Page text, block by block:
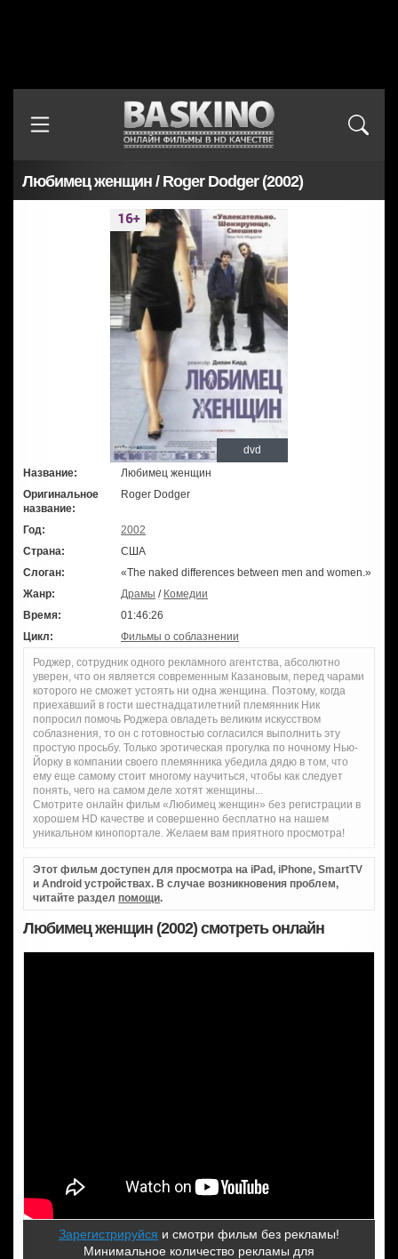
Любимец женщин / Roger Dodger (2002)
dvd
Название:
Любимец женщин
Оригинальное
название:
Roger Dodger
Год:
2002
Страна:
США
Слоган:
«The naked differences between men and women.»
Жанр:
Драмы / Комедии
Время:
01:46:26
Цикл:
Фильмы о соблазнении
Роджер, сотрудник одного рекламного агентства, абсолютно
уверен, что он является современным Казановым, перед чарами
которого не сможет устоять ни одна женщина. Поэтому, когда
приехавший в гости шестнадцатилетний племянник Ник
попросил помочь Роджера овладеть великим искусством
соблазнения, то он с готовностью согласился выполнить эту
простую просьбу. Только эротическая прогулка по ночному Нью-
Йорку в компании своего племянника убедила дядю в том, что
ему еще самому стоит многому научиться, чтобы как следует
понять, чего на самом деле хотят женщины...
Смотрите онлайн фильм «Любимец женщин» без регистрации в
хорошем HD качестве и совершенно бесплатно на нашем
уникальном кинопортале. Желаем вам приятного просмотра!
Этот фильм доступен для просмотра на iPad, iPhone, SmartTV
и Android устройствах. В случае возникновения проблем,
читайте раздел помощи.
Любимец женщин (2002) смотреть онлайн
Зарегистрируйся и смотри фильм без рекламы!
Минимальное количество рекламы для